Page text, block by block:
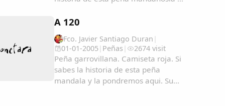
A 120
Fco. Javier Santiago Duran |
01-01-2005| Peñas | 2674 visit
Peña garrovillana. Camiseta roja. Si
sabes la historia de esta peña
mandala y la pondremos aqui. Su